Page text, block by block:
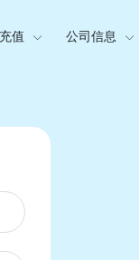
值 公司信息